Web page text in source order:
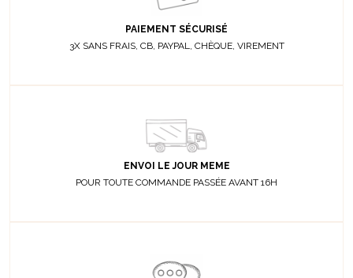
PAIEMENT SÉCURISÉ
3X SANS FRAIS, CB, PAYPAL, CHÈQUE, VIREMENT
ENVOI LE JOUR MEME
POUR TOUTE COMMANDE PASSÉE AVANT 16H